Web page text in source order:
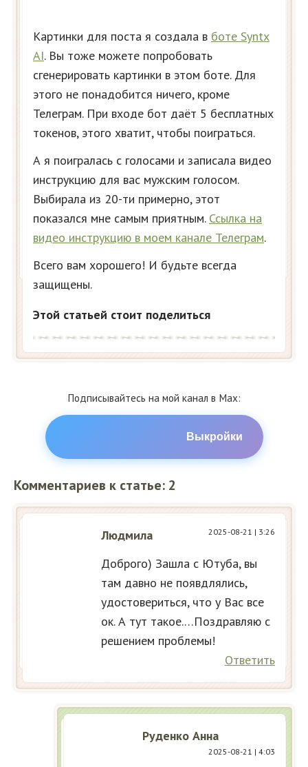
Картинки для поста я создала в боте Syn­tx
AI. Вы тоже можете попробовать
сгенерировать картинки в этом боте. Для
этого не понадобится ничего, кроме
Телеграм. При входе бот даёт 5 бесплатных
токенов, этого хватит, чтобы поиграться.
А я поигралась с голосами и записала видео
инструкцию для вас мужским голосом.
Выбирала из 20-ти примерно, этот
показался мне самым приятным. Ссылка на
видео инструкцию в моем канале Телеграм.
Всего вам хорошего! И будьте всегда
защищены.
Этой статьей стоит поделиться
Подписывайтесь на мой канал в Max:
Выкройки
Комментариев к статье: 2
Людмила 2025-08-21 | 3:26
Доброго) Зашла с Ютуба, вы
там давно не появдлялись,
удостовериться, что у Вас все
ок. А тут такое.…Поздравляю с
решением проблемы!
Ответить
Руденко Анна
2025-08-21 | 4:03